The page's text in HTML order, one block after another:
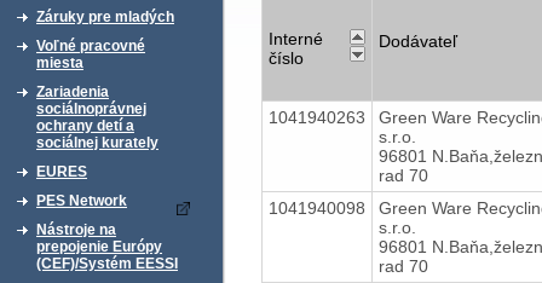
Záruky pre mladých
Voľné pracovné
miesta
Zariadenia
sociálnoprávnej
ochrany detí a
sociálnej kurately
EURES
PES Network
Nástroje na
prepojenie Európy
(CEF)/Systém EESSI
Interné
číslo
Dodávateľ
1041940263
Green Ware
s.r.o.
96801
rad 70
1041940098
Green Ware
s.r.o.
96801
rad 70